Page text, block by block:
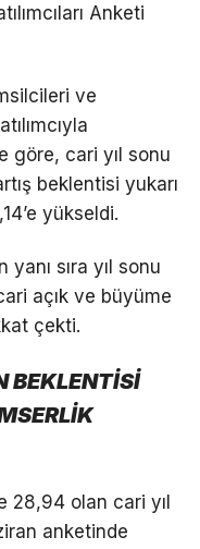
Anketi
ve
göre, cari yıl sonu
beklentisi yukarı
yükseldi.
sıra yıl sonu
açık ve büyüme
çekti.
BEKLENTİSİ
28,94 olan cari yıl
anketinde